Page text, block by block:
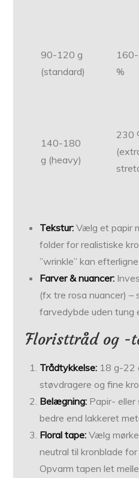
90-120 g
(standard)
%
140-180
g (heavy)
230
Tekstur: Vælg et papir
folder for realistiske
”wrinkle” kan
Farver & nuancer:
(fx tre rosa nuancer) –
farvedybde uden tung
Floristtråd og -
Trådtykkelse: 18 g-22
støvdragere og fine
Belægning: Papir-
bedre end lakkeret
Floral tape: Vælg
neutral til kronblade
Opvarm tapen let